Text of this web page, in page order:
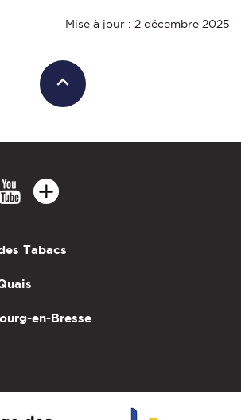
Mise à jour : 2 décembre 2025
Tabacs
en-Bresse